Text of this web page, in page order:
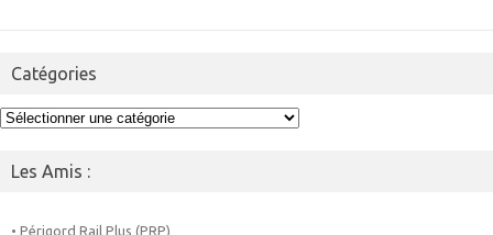
Catégories
Catégories
Les Amis :
• Périgord Rail Plus (PRP)